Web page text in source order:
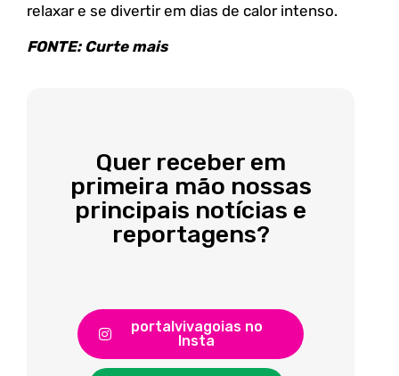
relaxar e se divertir em dias de calor intenso.
FONTE: Curte mais
Quer receber em
primeira mão nossas
principais notícias e
reportagens?
portalvivagoias no
Insta